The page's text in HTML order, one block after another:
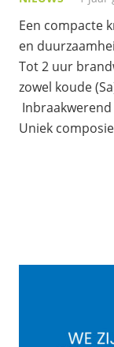
Een compacte
en
Tot 2 uur
zowel koude
Inbraakwerend
Uniek